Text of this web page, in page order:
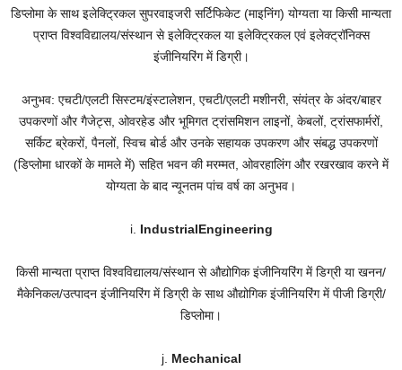
डिप्लोमा के साथ इलेक्ट्रिकल सुपरवाइजरी सर्टिफिकेट (माइनिंग) योग्यता या किसी मान्यता
प्राप्त विश्वविद्यालय/संस्थान से इलेक्ट्रिकल या इलेक्ट्रिकल एवं इलेक्ट्रॉनिक्स
इंजीनियरिंग में डिग्री।
अनुभव: एचटी/एलटी सिस्टम/इंस्टालेशन, एचटी/एलटी मशीनरी, संयंत्र के अंदर/बाहर
उपकरणों और गैजेट्स, ओवरहेड और भूमिगत ट्रांसमिशन लाइनों, केबलों, ट्रांसफार्मरों,
सर्किट ब्रेकरों, पैनलों, स्विच बोर्ड और उनके सहायक उपकरण और संबद्ध उपकरणों
(डिप्लोमा धारकों के मामले में) सहित भवन की मरम्मत, ओवरहालिंग और रखरखाव करने में
योग्यता के बाद न्यूनतम पांच वर्ष का अनुभव।
i. IndustrialEngineering
किसी मान्यता प्राप्त विश्वविद्यालय/संस्थान से औद्योगिक इंजीनियरिंग में डिग्री या खनन/
मैकेनिकल/उत्पादन इंजीनियरिंग में डिग्री के साथ औद्योगिक इंजीनियरिंग में पीजी डिग्री/
डिप्लोमा।
j. Mechanical